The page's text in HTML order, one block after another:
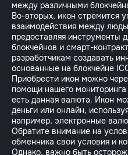
между различными
Во-вторых, икон стремится
взаимодействия между
предоставляя инструменты
блокчейнов и смарт-
разработчикам создавать
основанные на блокчейне
Приобрести икон можно
помощи нашего
есть данная валюта. Икон
деньги или онлайн,
например, электронные
Обратите внимание на
обменника свои условия и
Однако, важно быть